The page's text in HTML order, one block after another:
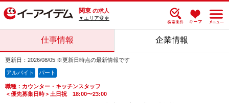
関東 の求人
▼エリア変更
仕事情報 企業情報
更新日：2026/08/05 ※更新日時点の最新情報です
アルバイト パート
職種：カウンター・キッチンスタッフ
＜優先募集日時＞土日祝 18:00〜23:00